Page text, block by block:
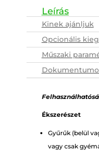
Kinek ajánljuk
Opcionális
Műszaki
Ékszerészet
Gyűrűk (belül
vagy csak